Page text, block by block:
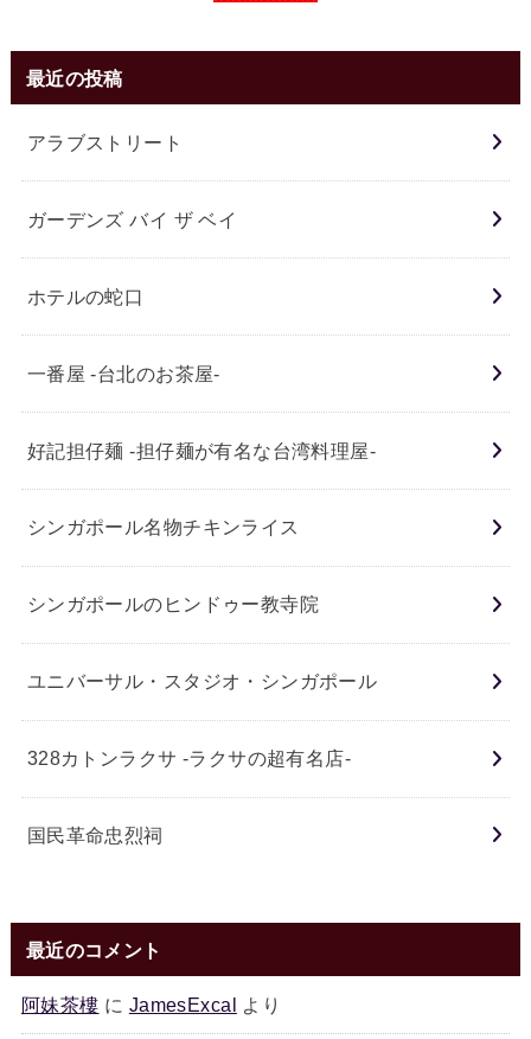
最近の投稿
アラブストリート
ガーデンズ バイ ザ ベイ
ホテルの蛇口
一番屋 -台北のお茶屋-
好記担仔麺 -担仔麺が有名な台湾料理屋-
シンガポール名物チキンライス
シンガポールのヒンドゥー教寺院
ユニバーサル・スタジオ・シンガポール
328カトンラクサ -ラクサの超有名店-
国民革命忠烈祠
最近のコメント
阿妹茶樓 に JamesExcal より